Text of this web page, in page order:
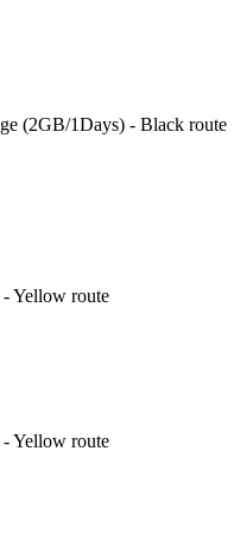
(2GB/1Days) - Black route
- Yellow route
- Yellow route